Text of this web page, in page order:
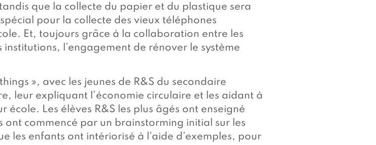
que la collecte du papier et du plastique sera
pour la collecte des vieux téléphones
Et, toujours grâce à la collaboration entre les
institutions, l’engagement de rénover le système
», avec les jeunes de R&S du secondaire
leur expliquant l’économie circulaire et les aidant à
Les élèves R&S les plus âgés ont enseigné
ont commencé par un brainstorming initial sur les
les enfants ont intériorisé à l’aide d’exemples, pour